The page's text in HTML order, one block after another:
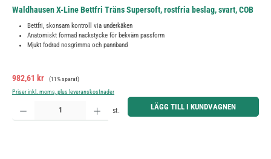
Waldhausen X-Line Bettfri Träns Supersoft, rostfria beslag, svart, COB
Bettfri, skonsam kontroll via underkäken
Anatomiskt formad nackstycke för bekväm passform
Mjukt fodrad nosgrimma och pannband
Försäljningspris:
982,61 kr Ordinarie pris:
(11% sparat)
Priser inkl. moms, plus leveranskostnader
Produktkvantitet: Ange önskat belopp eller använd knapparna för att öka eller minska kvantiteten.
st. LÄGG TILL I KUNDVAGNEN